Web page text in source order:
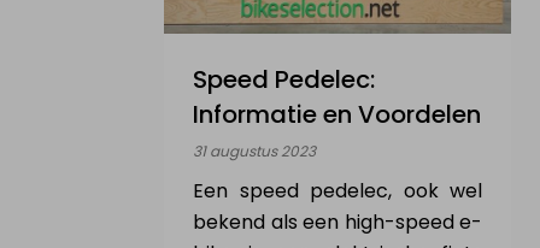
Speed Pedelec:
Informatie en Voordelen
31 augustus 2023
Een speed pedelec, ook wel
bekend als een high-speed e-